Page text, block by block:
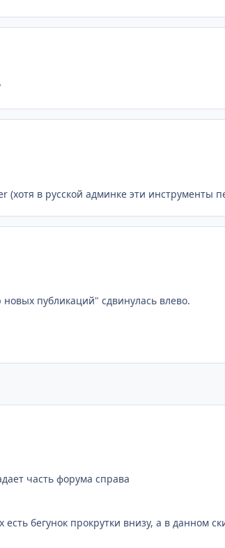
в русской админке эти инструменты
публикаций" сдвинулась влево.
часть форума справа
бегунок прокрутки внизу, а в данном